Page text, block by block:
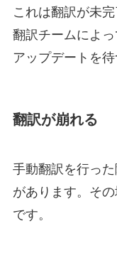
これは翻訳が未
翻訳チームによっ
アップデートを待
翻訳が崩れる
手動翻訳を行っ
があります。そ
です。